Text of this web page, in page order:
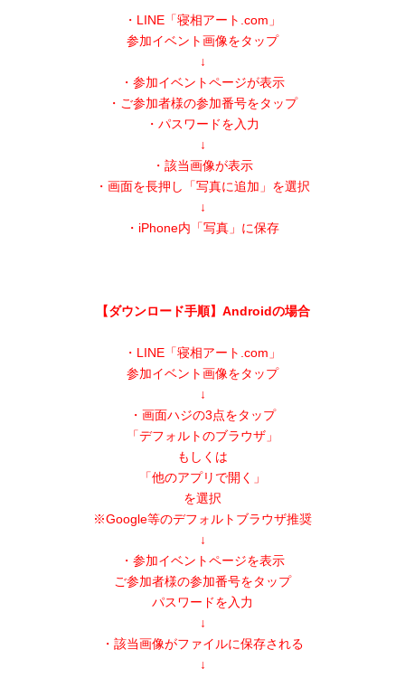
・LINE「寝相アート.com」
参加イベント画像をタップ
↓
・参加イベントページが表示
・ご参加者様の参加番号をタップ
・パスワードを入力
↓
・該当画像が表示
・画面を長押し「写真に追加」を選択
↓
・iPhone内「写真」に保存
【ダウンロード手順】Androidの場合
・LINE「寝相アート.com」
参加イベント画像をタップ
↓
・画面ハジの3点をタップ
「デフォルトのブラウザ」
もしくは
「他のアプリで開く」
を選択
※Google等のデフォルトブラウザ推奨
↓
・参加イベントページを表示
ご参加者様の参加番号をタップ
パスワードを入力
↓
・該当画像がファイルに保存される
↓